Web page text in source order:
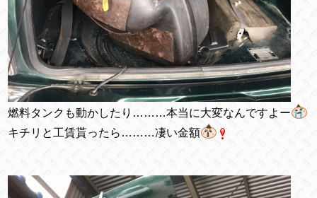
燃料タンクも動かしたり………本当に大変なんですよー
キチリと工賃貰ったら………凄い金額